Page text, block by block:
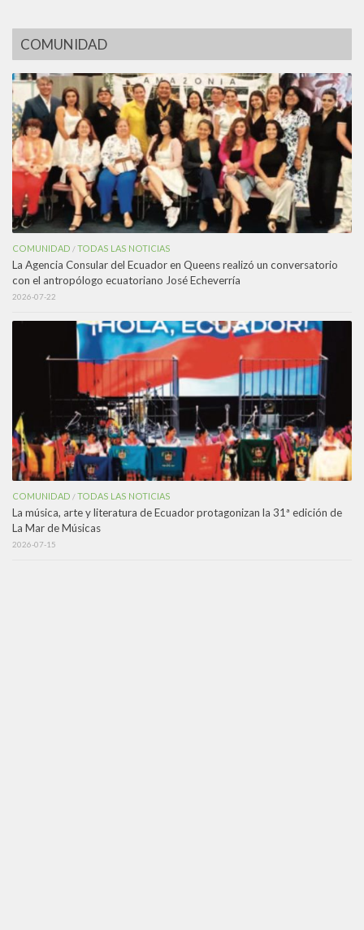
COMUNIDAD
COMUNIDAD /TODAS LAS NOTICIAS
La Agencia Consular del Ecuador en Queens realizó un conversatorio
con el antropólogo ecuatoriano José Echeverría
2026-07-22
COMUNIDAD /TODAS LAS NOTICIAS
La música, arte y literatura de Ecuador protagonizan la 31ª edición de
La Mar de Músicas
2026-07-15